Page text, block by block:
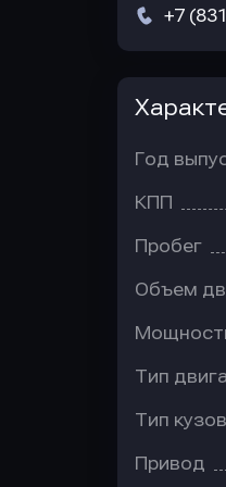
+7
Год
КПП
Пробег
Объем
Тип
Тип
Привод